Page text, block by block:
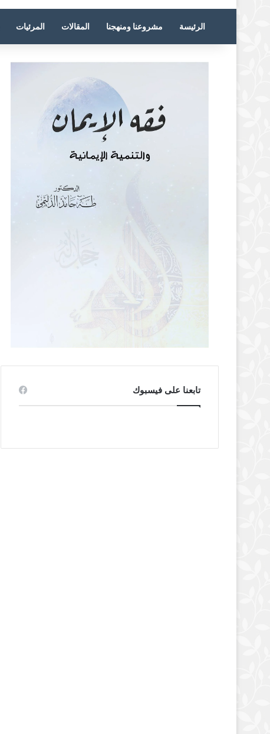
الرئيسة مشروعنا ومنهجنا المقالات المرئيات
تابعنا على فيسبوك